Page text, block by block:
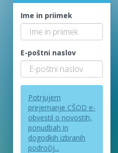
Ime in priimek
E-poštni naslov
Potrjujem
prejemanje CŠOD e-
obvestil o novostih,
ponudbah in
dogodkih izbranih
področij...